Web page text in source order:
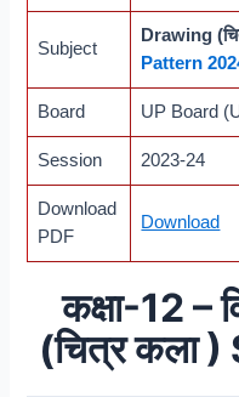
Subject
Drawing
Pattern
Board UP Board
Session 2023-24
Download
PDF
Download
कक्षा-12
(चित्र कला